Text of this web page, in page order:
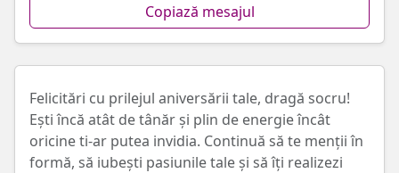
Copiază mesajul
Felicitări cu prilejul aniversării tale, dragă socru!
Ești încă atât de tânăr și plin de energie încât
oricine ti-ar putea invidia. Continuă să te menții în
formă, să iubești pasiunile tale și să îți realizezi